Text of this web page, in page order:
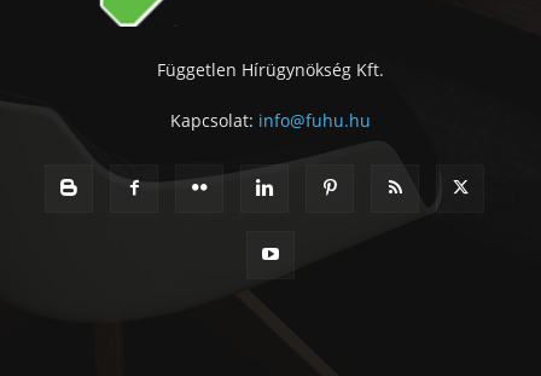
Független Hírügynökség Kft.
Kapcsolat: info@fuhu.hu